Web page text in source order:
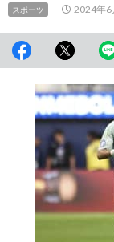
スポーツ 2024年6